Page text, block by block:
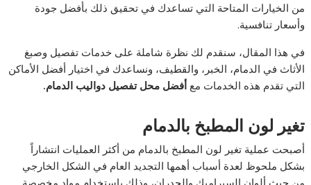
من الخيارات المتاحة التي تساعدك في تحقيق ذلك بأفضل جودة
وأسعار تنافسية.
في هذا المقال، سنقدم لك نظرة شاملة على خدمات تفصيل وصبغ
الأثاث في الدمام، الخبر، والقطيف، ونساعدك في اختيار أفضل الأماكن
التي تقدم هذه الخدمات معأفضل محل تفصيل دواليب الدمام.
تغير لون المطبخ بالدمام
أصبحت عملية تغير لون المطبخ بالدمام من أكثر العمليات انتشاراً
بشكل ملحوظ لعدة أسباب أهمها التجديد العام في الشكل الخارجي
من حيث ألوان السيراميك والجدران، وذلك باستخدام مواد مخصصة